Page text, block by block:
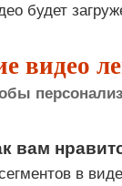
будет
видео
вам
в